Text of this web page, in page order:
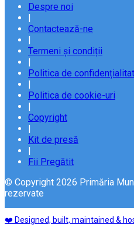
Despre noi
|
Contactează-ne
|
Termeni și condiții
|
Politica de
|
Politica de cookie-uri
|
Copyright
|
Kit de presă
|
Fii Pregătit
© Copyright 2026 Primăria
rezervate
❤️ Designed, built, maintained &